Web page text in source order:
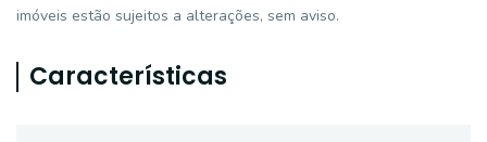
imóveis estão sujeitos a alterações, sem aviso.
Características